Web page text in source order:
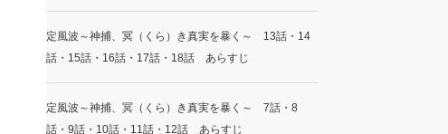
定風波～神捕、冥（くら）き真実を暴く～ 13話・14
話・15話・16話・17話・18話 あらすじ
定風波～神捕、冥（くら）き真実を暴く～ 7話・8
話・9話・10話・11話・12話 あらすじ